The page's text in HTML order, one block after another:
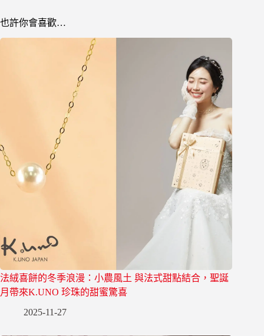
也許你會喜歡…
法絨喜餅的冬季浪漫：小農風土 與法式甜點結合，聖誕
月帶來K.UNO 珍珠的甜蜜驚喜
2025-11-27